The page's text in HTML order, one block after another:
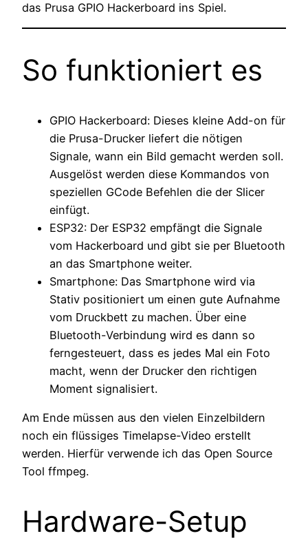
das Prusa GPIO Hackerboard ins Spiel.
So funktioniert es
GPIO Hackerboard: Dieses kleine Add-on für
die Prusa-Drucker liefert die nötigen
Signale, wann ein Bild gemacht werden soll.
Ausgelöst werden diese Kommandos von
speziellen GCode Befehlen die der Slicer
einfügt.
ESP32: Der ESP32 empfängt die Signale
vom Hackerboard und gibt sie per Bluetooth
an das Smartphone weiter.
Smartphone: Das Smartphone wird via
Stativ positioniert um einen gute Aufnahme
vom Druckbett zu machen. Über eine
Bluetooth-Verbindung wird es dann so
ferngesteuert, dass es jedes Mal ein Foto
macht, wenn der Drucker den richtigen
Moment signalisiert.
Am Ende müssen aus den vielen Einzelbildern
noch ein flüssiges Timelapse-Video erstellt
werden. Hierfür verwende ich das Open Source
Tool ffmpeg.
Hardware-Setup